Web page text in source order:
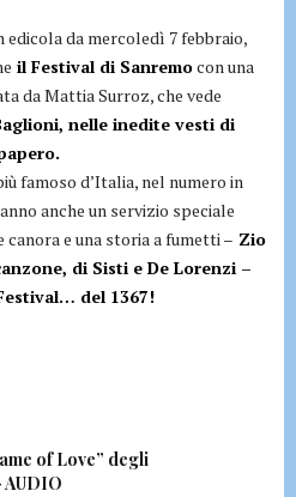
da mercoledì 7 febbraio,
il Festival di Sanremocon una
da Mattia Surroz, che vede
nelle inedite vesti di
famoso d’Italia, nel numero in
anche un servizio speciale
e una storia a fumetti – Zio
di Sisti e De Lorenzi –
del 1367!
of Love” degli
AUDIO